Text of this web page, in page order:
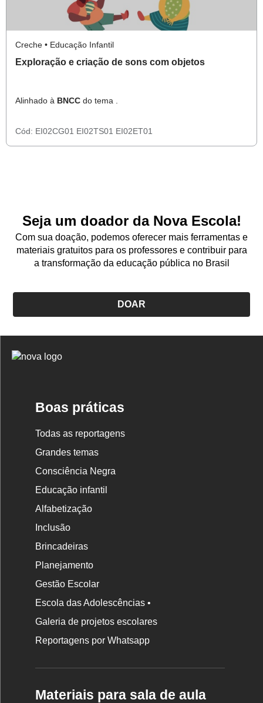
Creche • Educação Infantil
Exploração e criação de sons com objetos
Alinhado à BNCC do tema .
Cód: EI02CG01 EI02TS01 EI02ET01
Seja um doador da Nova Escola!
Com sua doação, podemos oferecer mais ferramentas e
materiais gratuitos para os professores e contribuir para
a transformação da educação pública no Brasil
DOAR
Logo
Boas práticas
Todas as reportagens
Grandes temas
Consciência Negra
Educação infantil
Alfabetização
Inclusão
Brincadeiras
Planejamento
Gestão Escolar
Escola das Adolescências •
Galeria de projetos escolares
Reportagens por Whatsapp
Materiais para sala de aula